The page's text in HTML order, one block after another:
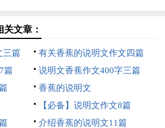
关文章：
三篇
有关香蕉的说明文作文四篇
篇
说明文香蕉作文400字三篇
香蕉的说明文
【必备】说明文作文8篇
介绍香蕉的说明文11篇